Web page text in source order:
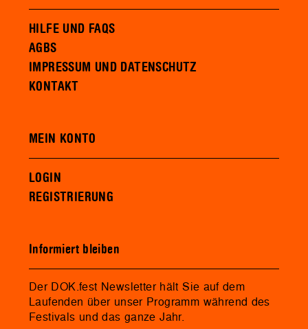
HILFE UND FAQS
AGBS
IMPRESSUM UND DATENSCHUTZ
KONTAKT
MEIN KONTO
LOGIN
REGISTRIERUNG
Informiert bleiben
Der DOK.fest Newsletter hält Sie auf dem
Laufenden über unser Programm während des
Festivals und das ganze Jahr.